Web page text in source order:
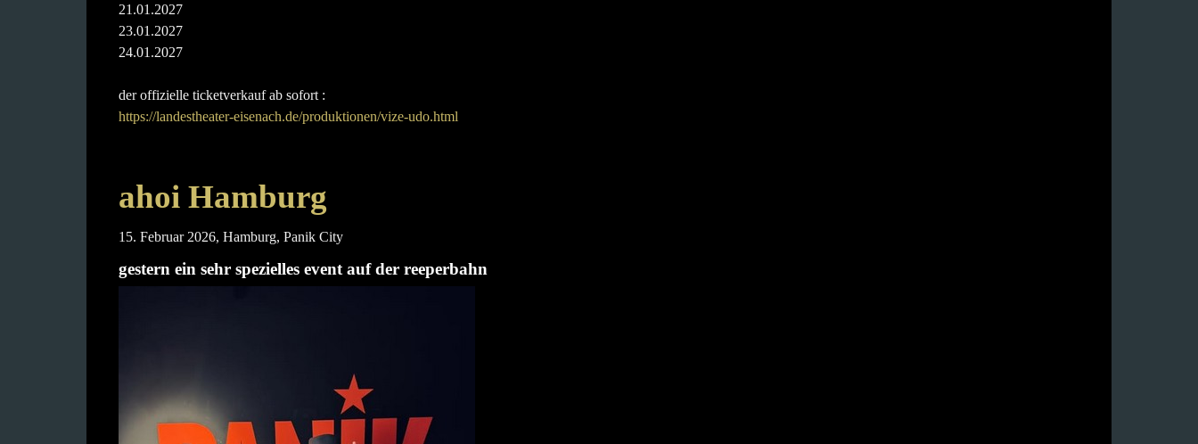
21.01.2027
23.01.2027
24.01.2027
der offizielle ticketverkauf ab sofort :
https://landestheater-eisenach.de/produktionen/vize-udo.html
ahoi Hamburg
15. Februar 2026, Hamburg, Panik City
gestern ein sehr spezielles event auf der reeperbahn